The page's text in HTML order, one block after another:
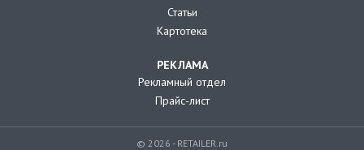
Статьи
Картотека
РЕКЛАМА
Рекламный отдел
Прайс-лист
© 2026 - RETAILER.ru